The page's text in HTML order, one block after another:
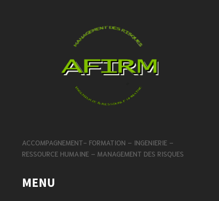
ACCOMPAGNEMENT- FORMATION – INGENIERIE –
RESSOURCE HUMAINE – MANAGEMENT DES RISQUES
MENU